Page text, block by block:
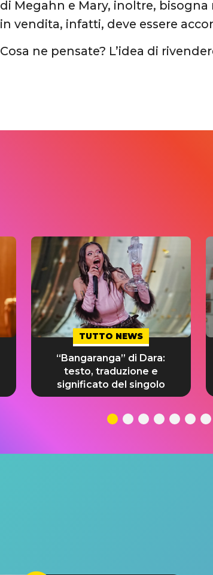
di Megahn e Mary, inoltre,
in vendita, infatti, deve essere
Cosa ne pensate? L’idea di
TUTTO NEWS
“Bangaranga” di Dara:
testo, traduzione e
significato del singolo